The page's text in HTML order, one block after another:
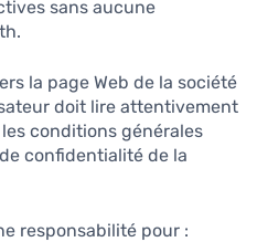
sans aucune
la page Web de la société
doit lire attentivement
conditions générales
confidentialité de la
responsabilité pour :